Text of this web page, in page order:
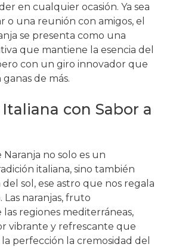
en cualquier ocasión. Ya sea
o una reunión con amigos, el
se presenta como una
que mantiene la esencia del
con un giro innovador que
de más.
con Sabor a
Naranja no solo es un
italiana, sino también
sol, ese astro que nos regala
naranjas, fruto
regiones mediterráneas,
vibrante y refrescante que
perfección la cremosidad del